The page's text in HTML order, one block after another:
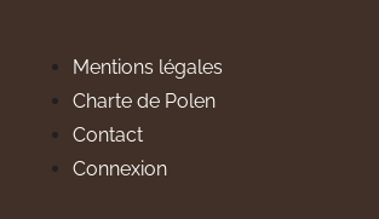
Mentions légales
Charte de Polen
Contact
Connexion